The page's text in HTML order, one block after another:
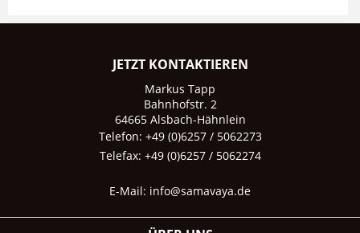
JETZT KONTAKTIEREN
Markus Tapp
Bahnhofstr. 2
64665 Alsbach-Hähnlein
Telefon: +49 (0)6257 / 5062273
Telefax: +49 (0)6257 / 5062274
E-Mail: info@samavaya.de